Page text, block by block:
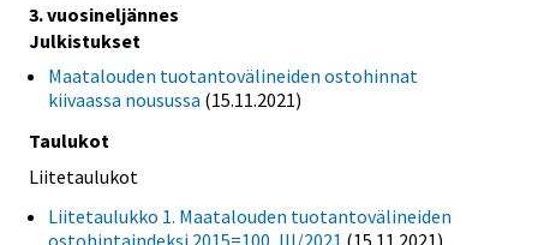
3. vuosineljännes
Julkistukset
Maatalouden tuotantovälineiden ostohinnat
kiivaassa nousussa (15.11.2021)
Taulukot
Liitetaulukot
Liitetaulukko 1. Maatalouden tuotantovälineiden